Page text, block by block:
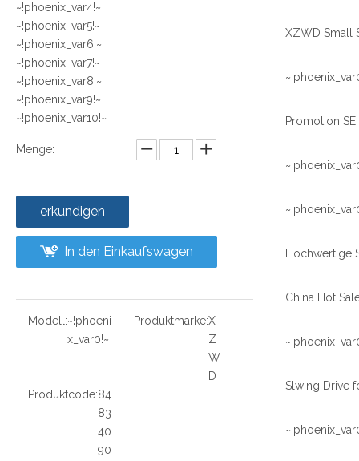
~!phoenix_var4!~
~!phoenix_var5!~
~!phoenix_var6!~
~!phoenix_var7!~
~!phoenix_var8!~
~!phoenix_var9!~
~!phoenix_var10!~
Menge:
erkundigen
In den Einkaufswagen
Modell:~!phoeni
x_var0!~
Produktmarke:X
Z
W
D
Produktcode:84
83
40
90